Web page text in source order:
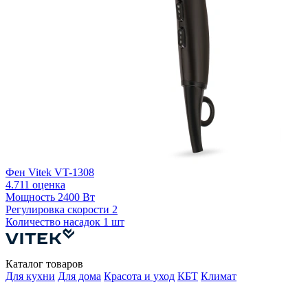
Фен Vitek VT-1308
4.711 оценка
Мощность 2400 Вт
Регулировка скорости 2
Количество насадок 1 шт
Каталог товаров
Для кухни Для дома Красота и уход КБТ Климат